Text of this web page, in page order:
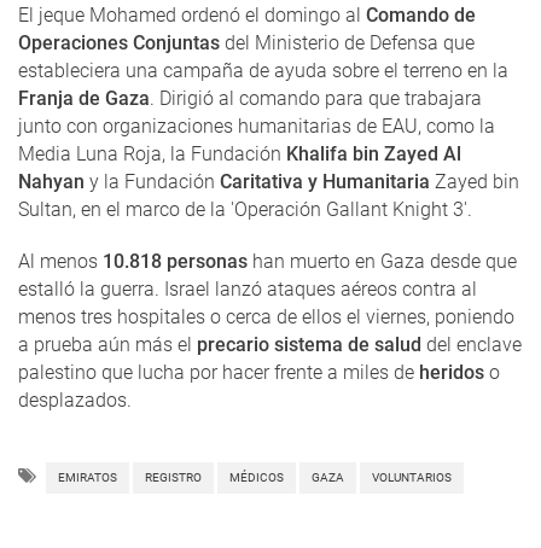
El jeque Mohamed ordenó el domingo al Comando de
Operaciones Conjuntas del Ministerio de Defensa que
estableciera una campaña de ayuda sobre el terreno en la
Franja de Gaza. Dirigió al comando para que trabajara
junto con organizaciones humanitarias de EAU, como la
Media Luna Roja, la Fundación Khalifa bin Zayed Al
Nahyan y la Fundación Caritativa y Humanitaria Zayed bin
Sultan, en el marco de la 'Operación Gallant Knight 3'.
Al menos 10.818 personas han muerto en Gaza desde que
estalló la guerra. Israel lanzó ataques aéreos contra al
menos tres hospitales o cerca de ellos el viernes, poniendo
a prueba aún más el precario sistema de salud del enclave
palestino que lucha por hacer frente a miles de heridos o
desplazados.
EMIRATOS REGISTRO MÉDICOS GAZA VOLUNTARIOS